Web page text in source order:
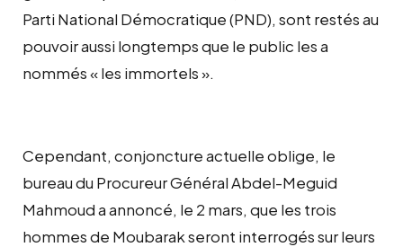
Parti National Démocratique (PND), sont restés au
pouvoir aussi longtemps que le public les a
nommés « les immortels ».
Cependant, conjoncture actuelle oblige, le
bureau du Procureur Général Abdel-Meguid
Mahmoud a annoncé, le 2 mars, que les trois
hommes de Moubarak seront interrogés sur leurs